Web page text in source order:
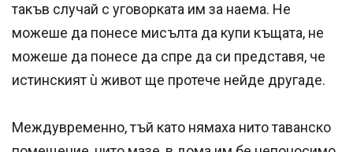
такъв случай с уговорката им за наема. Не
можеше да понесе мисълта да купи къщата, не
можеше да понесе да спре да си представя, че
истинският ù живот ще протече нейде другаде.
Междувременно, тъй като нямаха нито таванско